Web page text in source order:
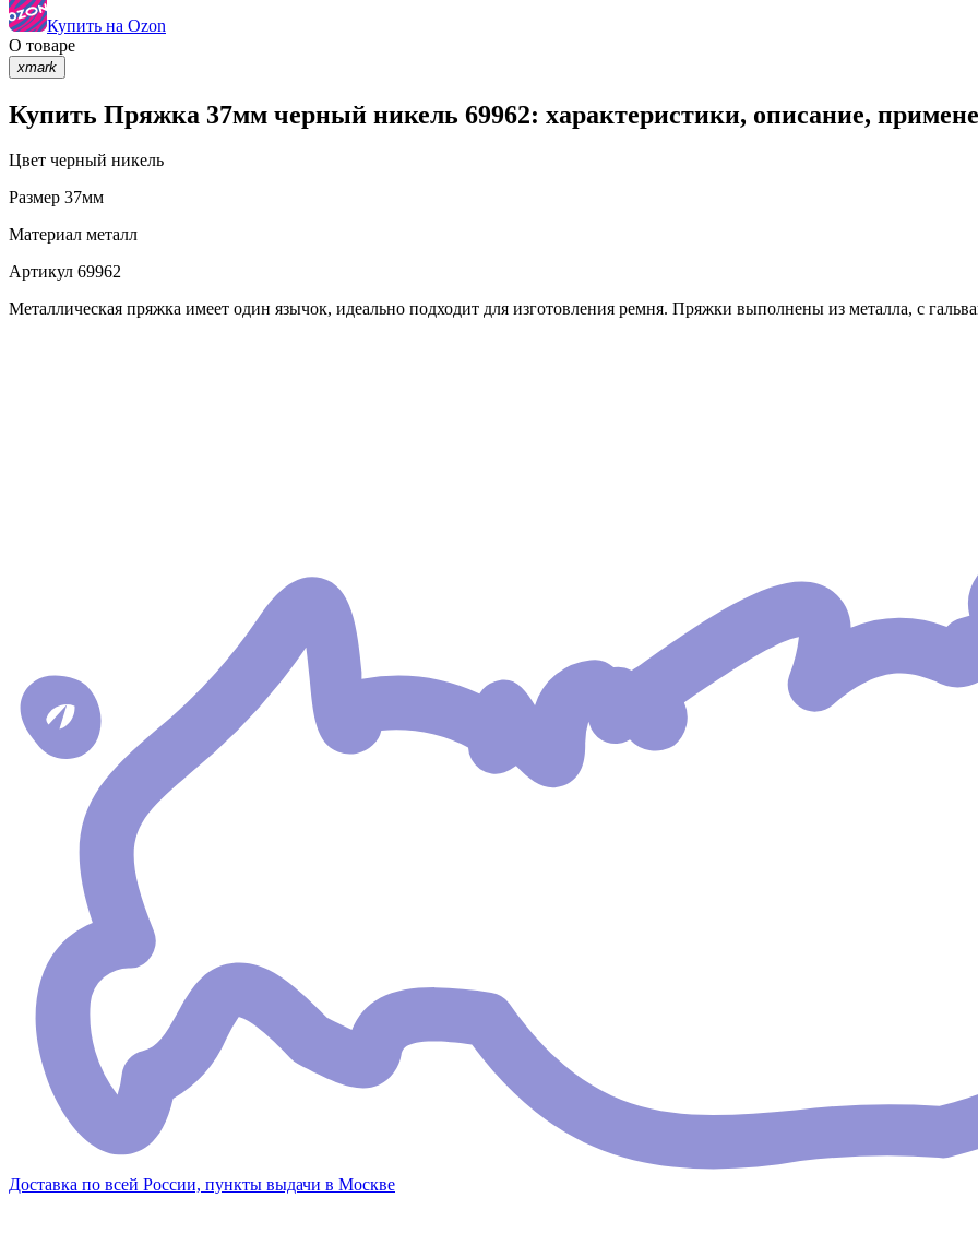
Купить на Ozon
О товаре
xmark
Купить Пряжка 37мм черный никель 69962: характеристики, описание,
Цвет черный никель
Размер 37мм
Материал металл
Артикул 69962
Металлическая пряжка имеет один язычок, идеально подходит для изготовления ремня. Пряжки выполнены из металла, с
Доставка по всей России, пункты выдачи в Москве